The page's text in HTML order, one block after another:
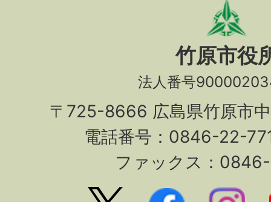
竹原市役
法人番号
〒725-8666 広島県竹原市
電話番号：0846-22-
ファックス：